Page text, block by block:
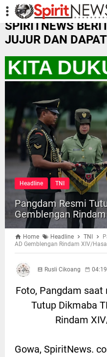
-->
SPIRITNEWS
JUJUR DAN
Headline TNI
Pangdam Resmi
Gemblengan
Home Headline TNI
AD Gemblengan Rindam XIV/
Rusli Cikoang
Foto, Pangdam
Tutup Dikmaba
Rindam
Gowa, SpiritNews.